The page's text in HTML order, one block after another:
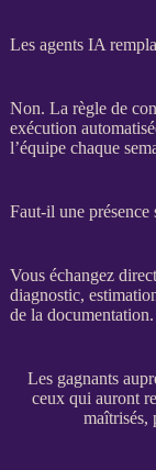
Les agents IA
Non. La règle de
exécution
l’équipe chaque
Faut-il une
Vous échangez
diagnostic,
de la
Les gagnants
ceux qui auront
maîtrisés,